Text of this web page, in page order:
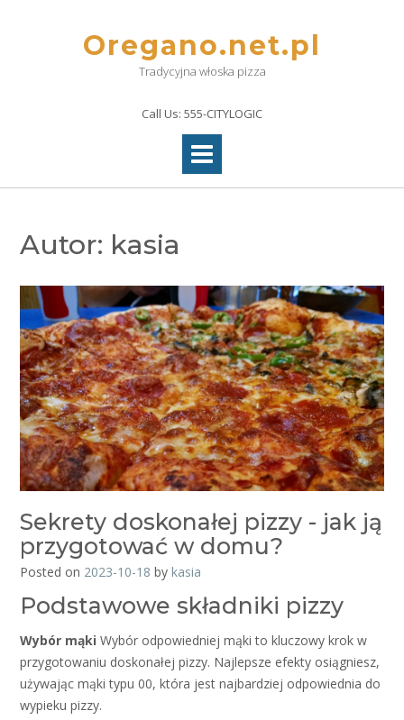
Oregano.net.pl
Tradycyjna włoska pizza
Call Us: 555-CITYLOGIC
Autor: kasia
Sekrety doskonałej pizzy - jak ją
przygotować w domu?
Posted on 2023-10-18 by kasia
Podstawowe składniki pizzy
Wybór mąki Wybór odpowiedniej mąki to kluczowy krok w
przygotowaniu doskonałej pizzy. Najlepsze efekty osiągniesz,
używając mąki typu 00, która jest najbardziej odpowiednia do
wypieku pizzy.